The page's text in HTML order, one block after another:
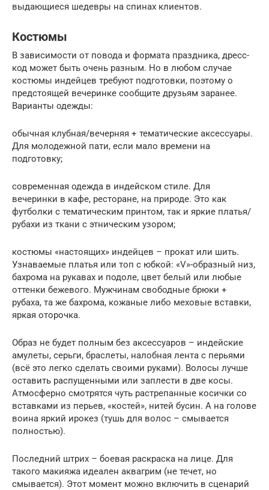
выдающиеся шедевры на спинах клиентов.
Костюмы
В зависимости от повода и формата праздника, дресс-
код может быть очень разным. Но в любом случае
костюмы индейцев требуют подготовки, поэтому о
предстоящей вечеринке сообщите друзьям заранее.
Варианты одежды:
обычная клубная/вечерняя + тематические аксессуары.
Для молодежной пати, если мало времени на
подготовку;
современная одежда в индейском стиле. Для
вечеринки в кафе, ресторане, на природе. Это как
футболки с тематическим принтом, так и яркие платья/
рубахи из ткани с этническим узором;
костюмы «настоящих» индейцев – прокат или шить.
Узнаваемые платья или топ с юбкой: «V»-образный низ,
бахрома на рукавах и подоле, цвет белый или любые
оттенки бежевого. Мужчинам свободные брюки +
рубаха, та же бахрома, кожаные либо меховые вставки,
яркая оторочка.
Образ не будет полным без аксессуаров – индейские
амулеты, серьги, браслеты, налобная лента с перьями
(всё это легко сделать своими руками). Волосы лучше
оставить распущенными или заплести в две косы.
Атмосферно смотрятся чуть растрепанные косички со
вставками из перьев, «костей», нитей бусин. А на голове
воина яркий ирокез (тушь для волос – смывается
полностью).
Последний штрих – боевая раскраска на лице. Для
такого макияжа идеален аквагрим (не течет, но
смывается). Этот момент можно включить в сценарий